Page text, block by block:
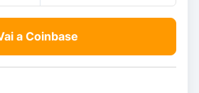
a Coinbase